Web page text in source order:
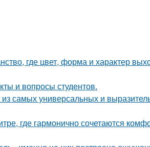
где цвет, форма и характер
и вопросы студентов.
самых универсальных и
где гармонично сочетаются